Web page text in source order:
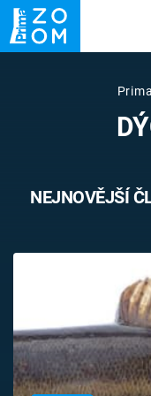
Pořady
TV Program
NEJNOVĚJŠÍ